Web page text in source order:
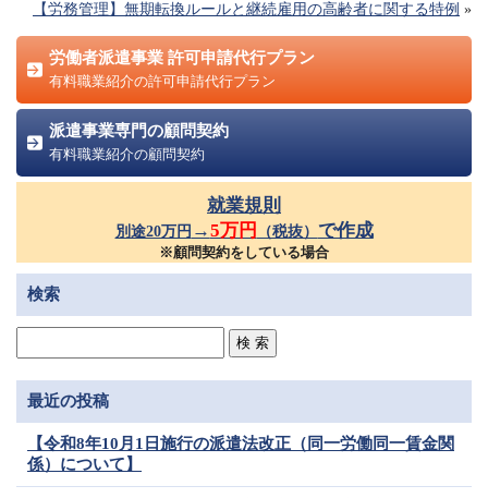
【労務管理】無期転換ルールと継続雇用の高齢者に関する特例 »
労働者派遣事業 許可申請代行プラン
有料職業紹介の許可申請代行プラン
派遣事業専門の顧問契約
有料職業紹介の顧問契約
就業規則
別途20万円 →5万円 （税抜） で作成
※顧問契約をしている場合
検索
最近の投稿
【令和8年10月1日施行の派遣法改正（同一労働同一賃金関
係）について】